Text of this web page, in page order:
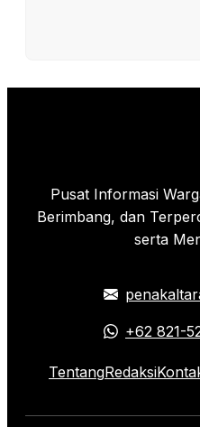
Pusat Informasi
Berimbang, dan
serta
+62 821-
TentangRedaksi